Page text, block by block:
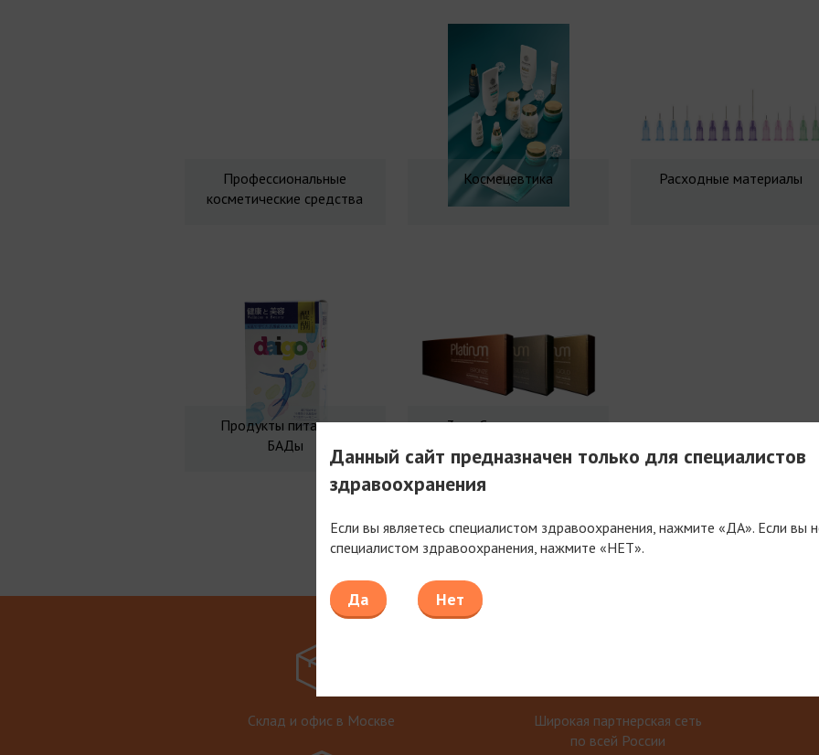
Профессиональные
косметические средства
Космецевтика Расходные материалы
Продукты питания и
БАДы
3 мл Совершенства
Мы работаем только с компаниями, имеющими
Склад и офис в Москве
Широкая партнерская сеть
по всей России
Данный сайт предназначен только для специалистов
здравоохранения
Если вы являетесь специалистом здравоохранения, нажмите «ДА». Если вы
специалистом здравоохранения, нажмите «НЕТ».
Да Нет